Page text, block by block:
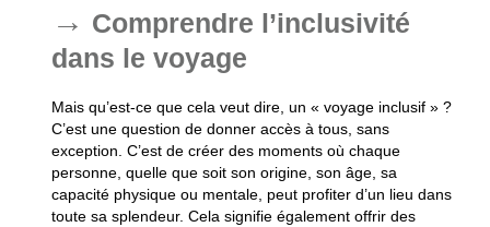
Comprendre l’inclusivité
dans le voyage
Mais qu’est-ce que cela veut dire, un « voyage inclusif » ?
C’est une question de donner accès à tous, sans
exception. C’est de créer des moments où chaque
personne, quelle que soit son origine, son âge, sa
capacité physique ou mentale, peut profiter d’un lieu dans
toute sa splendeur. Cela signifie également offrir des